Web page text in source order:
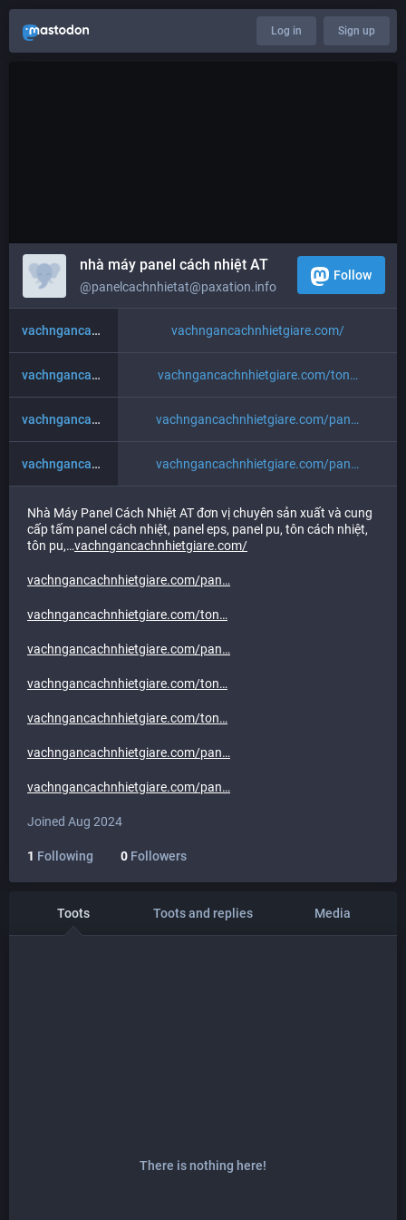
Log in Sign up
nhà máy panel cách nhiệt AT
@panelcachnhietat@paxation.info
Follow
vachngancachnhietgiare.com/ vachngancachnhietgiare.com/
vachngancachnhietgiare.com/ton vachngancachnhietgiare.com/ton
vachngancachnhietgiare.com/pan vachngancachnhietgiare.com/pan
vachngancachnhietgiare.com/pan vachngancachnhietgiare.com/pan
Nhà Máy Panel Cách Nhiệt AT đơn vị chuyên sản xuất và cung
cấp tấm panel cách nhiệt, panel eps, panel pu, tôn cách nhiệt,
tôn pu,…vachngancachnhietgiare.com/
vachngancachnhietgiare.com/pan
vachngancachnhietgiare.com/ton
vachngancachnhietgiare.com/pan
vachngancachnhietgiare.com/ton
vachngancachnhietgiare.com/ton
vachngancachnhietgiare.com/pan
vachngancachnhietgiare.com/pan
Joined Aug 2024
1 Following 0 Followers
Toots Toots and replies Media
There is nothing here!